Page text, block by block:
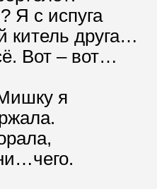
Я с испуга
китель друга…
Вот – вот…
я